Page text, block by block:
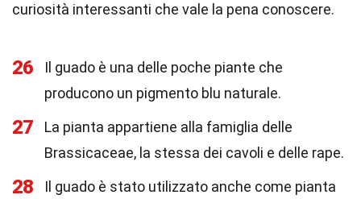
curiosità interessanti che vale la pena conoscere.
26
Il guado è una delle poche piante che
producono un pigmento blu naturale.
27
La pianta appartiene alla famiglia delle
Brassicaceae, la stessa dei cavoli e delle rape.
28 Il guado è stato utilizzato anche come pianta